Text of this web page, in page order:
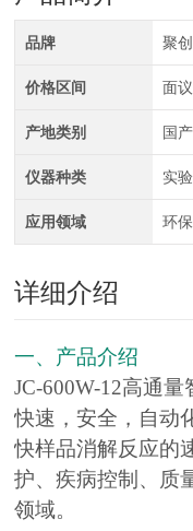
品牌 聚
价格区间 面议
产地类别 国产
仪器种类 实
应用领域 环
详细介绍
一、产品介绍
JC-600W-12高通
快速，安全，自动
快样品消解反应的
护、疾病控制、质
领域。